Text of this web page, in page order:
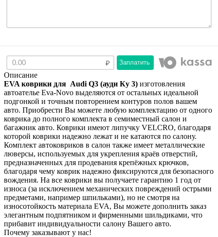
Заплатить
Описание
EVA коврики для Audi Q3 (ауди Ку 3) изготовления
автоателье Eva-Novo выделяются от остальных идеальной
подгонкой и точным повторением контуров полов вашем
авто. Приобрести Вы можете любую комплектацию от одного
коврика до полного комплекта в семиместный салон и
багажник авто. Коврики имеют липучку VELCRO, благодаря
которой коврики надежно лежат и не катаются по салону.
Комплект автоковриков в салон также имеет металлические
люверсы, используемых для укрепления краёв отверстий,
предназначенных для продевания крепёжных крючков,
благодаря чему коврик надежно фиксируются для безопасного
вождения. На все коврики вы получаете гарантию 1 год от
износа (за исключением механических повреждений острыми
предметами, например шпильками), но не смотря на
износотойкость материала EVA, Вы можете дополнить заказ
элегантным подпятником и фирменными шильдиками, что
прибавит индивидуальности салону Вашего авто.
Почему заказывают у нас!